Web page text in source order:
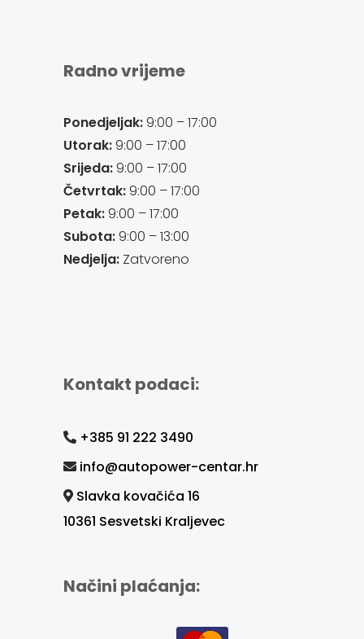
Radno vrijeme
Ponedjeljak:9:00 – 17:00
Utorak:9:00 – 17:00
Srijeda:9:00 – 17:00
Četvrtak:9:00 – 17:00
Petak:9:00 – 17:00
Subota:9:00 – 13:00
Nedjelja:Zatvoreno
Kontakt podaci:
+385 91 222 3490
info@autopower-centar.hr
Slavka kovačića 16
10361 Sesvetski Kraljevec
Načini plaćanja: